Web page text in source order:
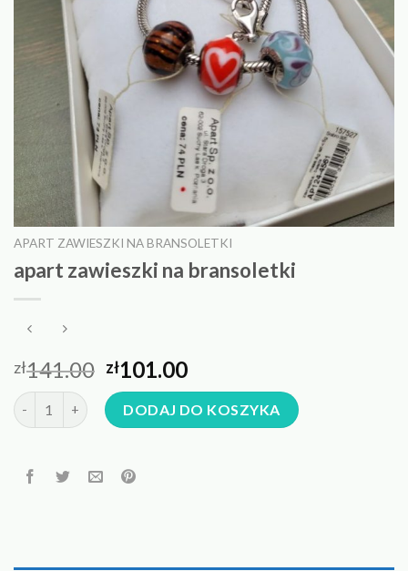
APART ZAWIESZKI NA BRANSOLETKI
apart zawieszki na bransoletki
zł141.00 zł101.00
ilość apart zawieszki na bransoletki
DODAJ DO KOSZYKA